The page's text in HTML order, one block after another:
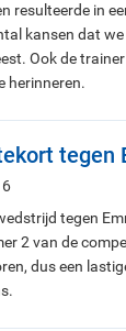
resulteerde in
kansen dat
Ook de
herinneren.
tegen
tegen
2 van de
dus een